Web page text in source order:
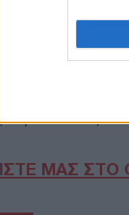
ένοπλες
επιχειρήσεις
νότιο
άνθρωποι,
Από την
ΜΑΣ ΣΤΟ